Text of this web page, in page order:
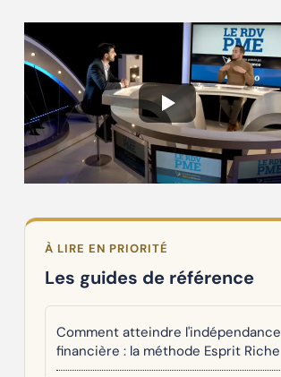
À LIRE EN PRIORITÉ
Les guides de référence
Comment atteindre l'indépendance
financière : la méthode Esprit Riche